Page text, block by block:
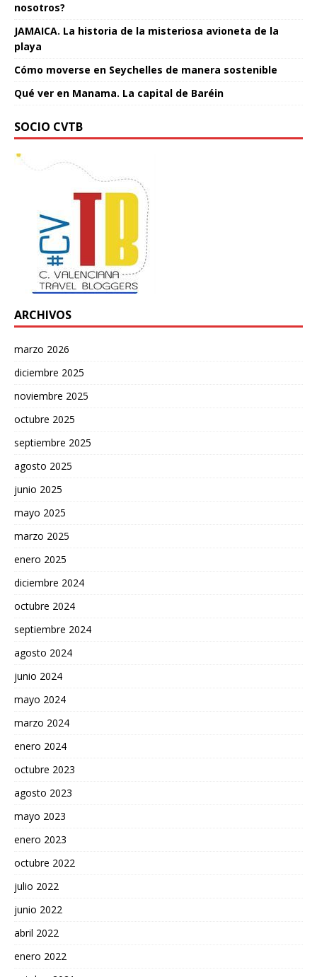
nosotros?
JAMAICA. La historia de la misteriosa avioneta de la
playa
Cómo moverse en Seychelles de manera sostenible
Qué ver en Manama. La capital de Baréin
SOCIO CVTB
ARCHIVOS
marzo 2026
diciembre 2025
noviembre 2025
octubre 2025
septiembre 2025
agosto 2025
junio 2025
mayo 2025
marzo 2025
enero 2025
diciembre 2024
octubre 2024
septiembre 2024
agosto 2024
junio 2024
mayo 2024
marzo 2024
enero 2024
octubre 2023
agosto 2023
mayo 2023
enero 2023
octubre 2022
julio 2022
junio 2022
abril 2022
enero 2022